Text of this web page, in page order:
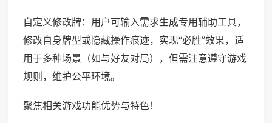
自定义修改牌：用户可输入需求生成专用辅助工具，
修改自身牌型或隐藏操作痕迹，实现“必胜”效果，适
用于多种场景（如与好友对局），但需注意遵守游戏
规则，维护公平环境。
聚焦相关游戏功能优势与特色！